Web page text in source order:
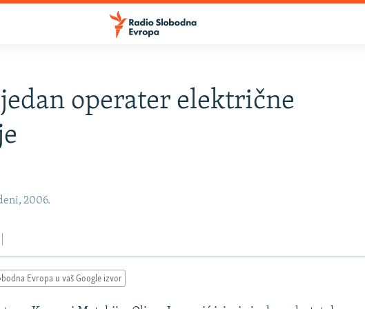
operater električne
2006.
Evropa u vaš Google izvor